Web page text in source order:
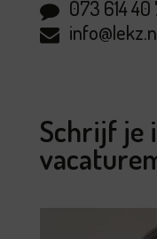
073 614 40
Schrijf je